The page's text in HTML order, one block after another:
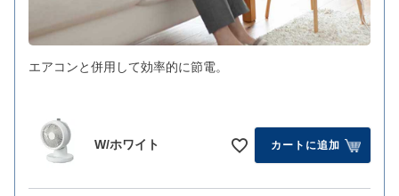
エアコンと併用して効率的に節電。
W/ホワイト カートに追加